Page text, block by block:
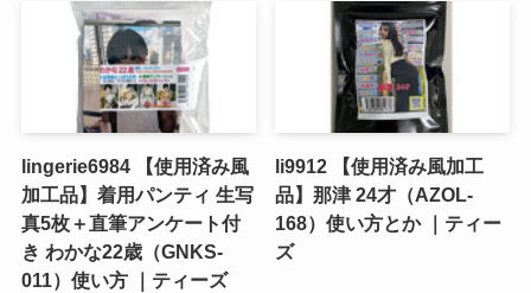
lingerie6984 【使用済み風
加工品】着用パンティ 生写
真5枚＋直筆アンケート付
き わかな22歳（GNKS-
011）使い方 ｜ティーズ
li9912 【使用済み風加工
品】那津 24才（AZOL-
168）使い方とか ｜ティー
ズ